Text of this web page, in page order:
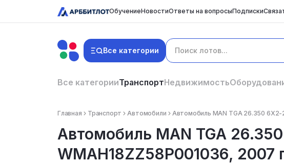
ОбучениеНовостиОтветы на вопросыПодписки
Все категории
Все категорииТранспортНедвижимость
Главная Транспорт Автомобили Автомобиль MAN TGA 26.350 6X2-
Автомобиль MAN TGA
WMAH18ZZ58P001036, 2007